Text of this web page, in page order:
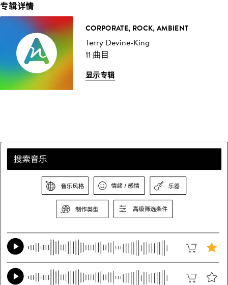
专辑详情
CORPORATE, ROCK, AMBIENT
Terry Devine-King
11 曲目
显示专辑